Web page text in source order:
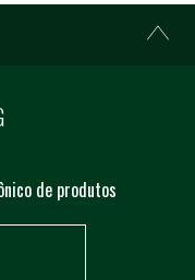
de produtos